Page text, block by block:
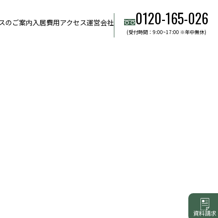
のご案内入居費用アクセス運営会社 0120-165-026
(受付時間：9:00~17:00 ※年中無休)
資料請求